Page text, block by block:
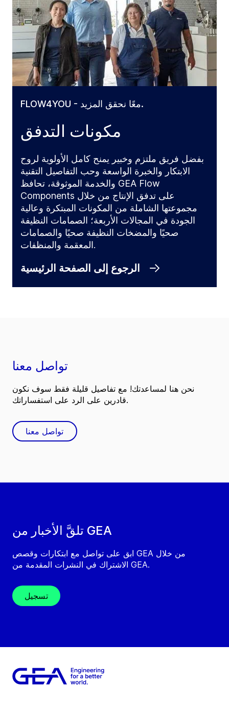
FLOW4YOU - معًا نحقق المزيد.
مكونات التدفق
بفضل فريق ملتزم وخبير يمنح كامل الأولوية لروح
الابتكار والخبرة الواسعة وحب التفاصيل التقنية
والخدمة الموثوقة، تحافظ GEA Flow
Components على تدفق الإنتاج من خلال
مجموعتها الشاملة من المكونات المبتكرة وعالية
الجودة في المجالات الأربعة؛ الصمامات النظيفة
صحيًا والمضخات النظيفة صحيًا والصمامات
المعقمة والمنظفات.
الرجوع إلى الصفحة الرئيسية
تلقَّ الأخبار من GEA
ابق على تواصل مع ابتكارات وقصص GEA من خلال
الاشتراك في النشرات المقدمة من GEA.
تسجيل
تواصل معنا
نحن هنا لمساعدتك! مع تفاصيل قليلة فقط سوف نكون
قادرين على الرد على استفساراتك.
تواصل معنا